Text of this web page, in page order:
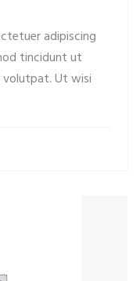
adipiscing
tincidunt ut
volutpat. Ut wisi